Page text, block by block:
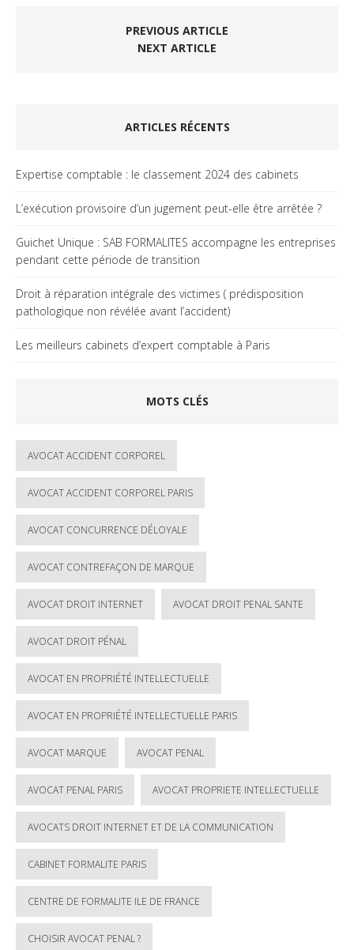
PREVIOUS ARTICLE
NEXT ARTICLE
ARTICLES RÉCENTS
Expertise comptable : le classement 2024 des cabinets
L’exécution provisoire d’un jugement peut-elle être arrêtée ?
Guichet Unique : SAB FORMALITES accompagne les entreprises
pendant cette période de transition
Droit à réparation intégrale des victimes ( prédisposition
pathologique non révélée avant l’accident)
Les meilleurs cabinets d’expert comptable à Paris
MOTS CLÉS
AVOCAT ACCIDENT CORPOREL
AVOCAT ACCIDENT CORPOREL PARIS
AVOCAT CONCURRENCE DÉLOYALE
AVOCAT CONTREFAÇON DE MARQUE
AVOCAT DROIT INTERNET AVOCAT DROIT PENAL SANTE
AVOCAT DROIT PÉNAL
AVOCAT EN PROPRIÉTÉ INTELLECTUELLE
AVOCAT EN PROPRIÉTÉ INTELLECTUELLE PARIS
AVOCAT MARQUE AVOCAT PENAL
AVOCAT PENAL PARIS AVOCAT PROPRIETE INTELLECTUELLE
AVOCATS DROIT INTERNET ET DE LA COMMUNICATION
CABINET FORMALITE PARIS
CENTRE DE FORMALITE ILE DE FRANCE
CHOISIR AVOCAT PENAL ?